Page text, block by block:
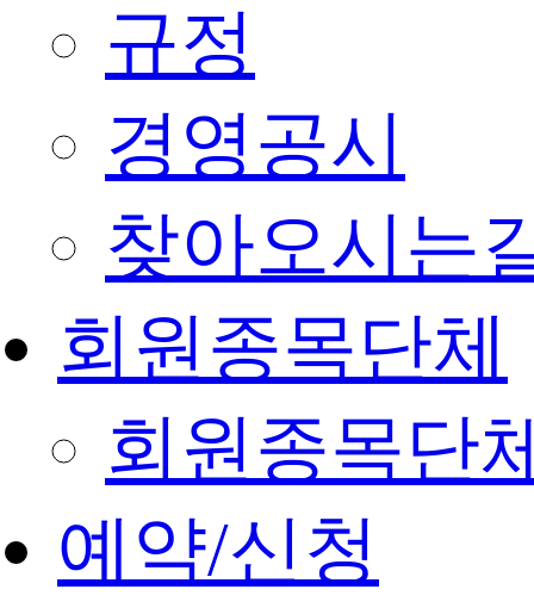
규정
경영공시
찾아오시는
회원종목단체
회원종목단
예약/신청